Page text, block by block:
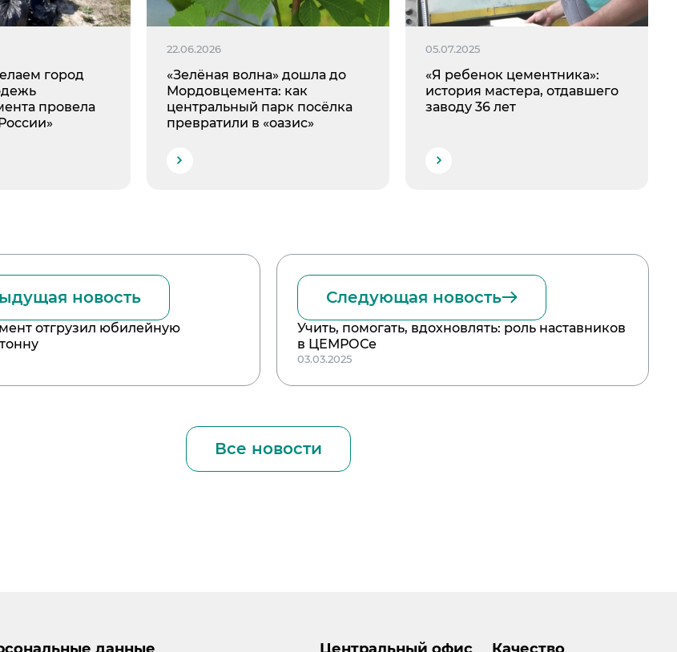
город
провела
22.06.2026
«Зелёная волна» дошла до
Мордовцемента: как
центральный парк посёлка
превратили в «оазис»
05.07.2025
«Я ребенок цементника»:
история мастера, отдавшего
заводу 36 лет
новость
отгрузил юбилейную
Следующая новость
Учить, помогать, вдохновлять: роль наставников
в ЦЕМРОСе
03.03.2025
Все новости